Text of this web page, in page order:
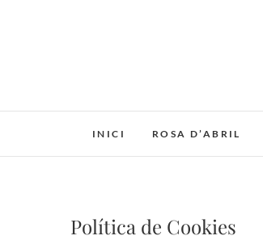
INICI ROSA D’ABRIL
Política de Cookies